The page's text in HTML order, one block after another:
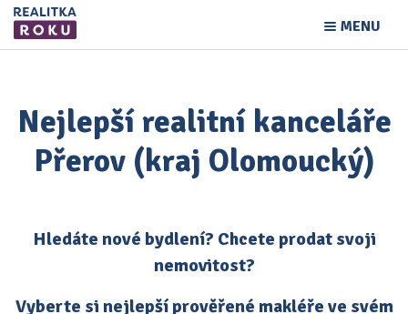
MENU
Nejlepší realitní kanceláře
Přerov (kraj Olomoucký)
Hledáte nové bydlení? Chcete prodat svoji
nemovitost?
Vyberte si nejlepší prověřené makléře ve svém